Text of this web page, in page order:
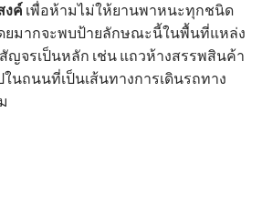
งค์ เพื่อห้ามไม่ให้ยานพาหนะทุกชนิด
ยมากจะพบป้ายลักษณะนี้ในพื้นที่แหล่ง
ญจรเป็นหลัก เช่น แถวห้างสรรพสินค้า
นถนนที่เป็นเส้นทางการเดินรถทาง